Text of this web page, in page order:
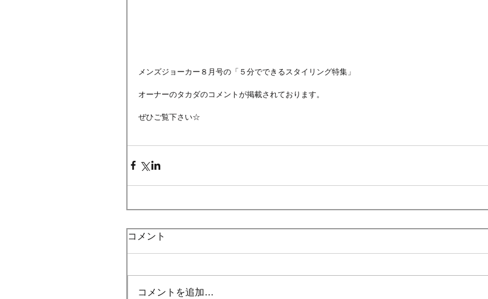
メンズジョーカー８月号の「５分でできるスタイリング特集」
オーナーのタカダのコメントが掲載されております。
ぜひご覧下さい☆
コメント
コメントを追加…